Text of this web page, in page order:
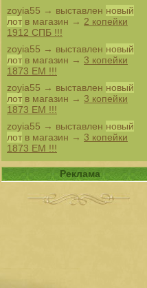
zoyia55 → выставлен новый
лот в магазин → 2 копейки
1912 СПБ !!!
zoyia55 → выставлен новый
лот в магазин → 3 копейки
1873 ЕМ !!!
zoyia55 → выставлен новый
лот в магазин → 3 копейки
1873 ЕМ !!!
zoyia55 → выставлен новый
лот в магазин → 3 копейки
1873 ЕМ !!!
Реклама